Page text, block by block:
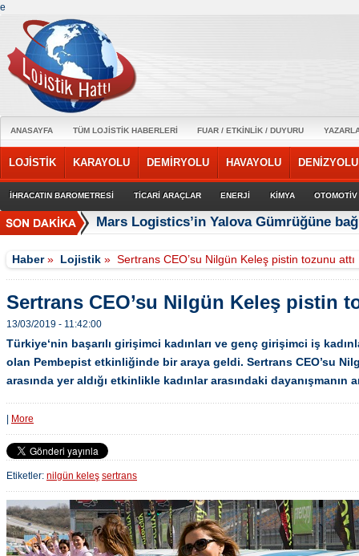
e
ANASAYFA TÜM LOJİSTİK HABERLERİ FUAR / ETKİNLİK / DUYURU
LOJİSTİK KARAYOLU DEMİRYOLU HAVAYOLU DENİZYOLU
İHRACATIN BAROMETRESİ TİCARİ ARAÇLAR ENERJİ KİMYA OTOMOTİV
Mars Logistics’in Yalova Gümrüğüne
Haber» Lojistik »Sertrans CEO’su Nilgün Keleş pistin tozunu attı
Sertrans CEO’su Nilgün Keleş pistin
13/03/2019 - 11:42:00
Türkiye‘nin başarılı girişimci kadınları ve genç girişimci iş
olan Pembepist etkinliğinde bir araya geldi. Sertrans CEO’su
arasında yer aldığı etkinlikle kadınlar arasındaki dayanışmanın
More
Etiketler: nilgün keleş sertrans